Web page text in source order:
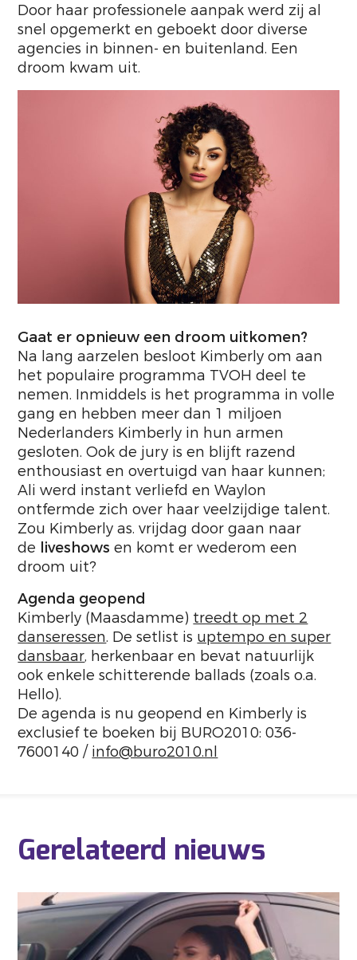
Door haar professionele aanpak werd zij al
snel opgemerkt en geboekt door diverse
agencies in binnen- en buitenland. Een
droom kwam uit.
Gaat er opnieuw een droom uitkomen?
Na lang aarzelen besloot Kimberly om aan
het populaire programma TVOH deel te
nemen. Inmiddels is het programma in volle
gang en hebben meer dan 1 miljoen
Nederlanders Kimberly in hun armen
gesloten. Ook de jury is en blijft razend
enthousiast en overtuigd van haar kunnen;
Ali werd instant verliefd en Waylon
ontfermde zich over haar veelzijdige talent.
Zou Kimberly as. vrijdag door gaan naar
de liveshows en komt er wederom een
droom uit?
Agenda geopend
Kimberly (Maasdamme) treedt op met 2
danseressen. De setlist is uptempo en super
dansbaar, herkenbaar en bevat natuurlijk
ook enkele schitterende ballads (zoals o.a.
Hello).
De agenda is nu geopend en Kimberly is
exclusief te boeken bij BURO2010: 036-
7600140 / info@buro2010.nl
Gerelateerd nieuws